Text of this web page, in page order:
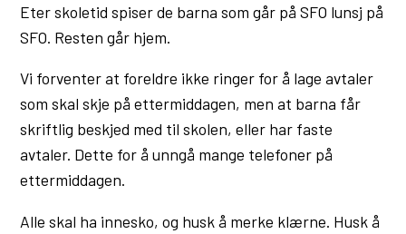
Eter skoletid spiser de barna som går på SFO lunsj på
SFO. Resten går hjem.
Vi forventer at foreldre ikke ringer for å lage avtaler
som skal skje på ettermiddagen, men at barna får
skriftlig beskjed med til skolen, eller har faste
avtaler. Dette for å unngå mange telefoner på
ettermiddagen.
Alle skal ha innesko, og husk å merke klærne. Husk å